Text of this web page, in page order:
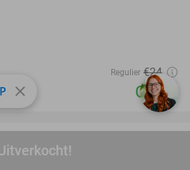
Regulier €24
Gratis
favorite_border
naar keuze (2 of 3
close